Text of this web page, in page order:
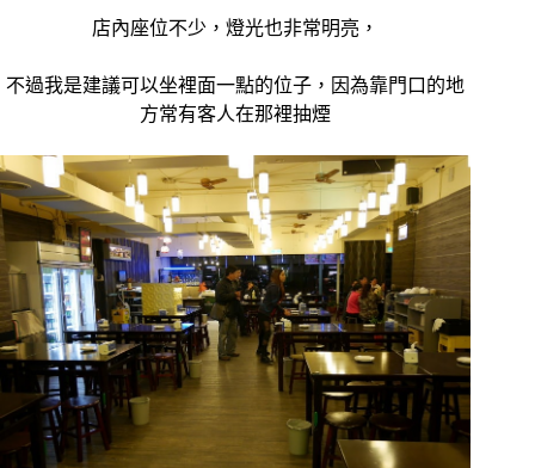
店內座位不少，燈光也非常明亮，
不過我是建議可以坐裡面一點的位子，因為靠門口的地
方常有客人在那裡抽煙